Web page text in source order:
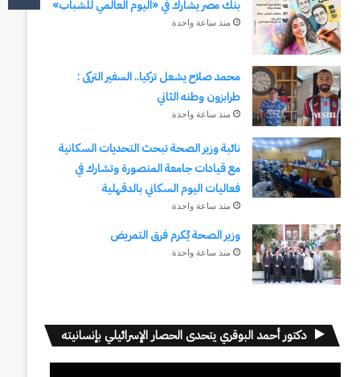
بنك مصر يشارك في «اليوم العالمي للشباب»
منذ ساعة واحدة
محمد صلاح يشعل تركيا.. السفير التركى :
طرابزون وطنه الثاني
منذ ساعة واحدة
نائبة وزير الصحة تبحث التحديات السكانية
مع قيادات جامعة المنصورة وتشارك في
فعاليات اليوم السكاني بالدقهلية
منذ ساعة واحدة
وزير الصحة يُكرم فرق التمريض
منذ ساعة واحدة
دكتور أحمد البوقري يتحدى الحصار الإسرائيلي بإنسانيته